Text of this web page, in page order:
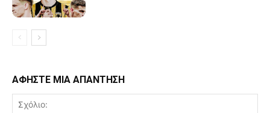
ΑΦΗΣΤΕ ΜΙΑ ΑΠΑΝΤΗΣΗ